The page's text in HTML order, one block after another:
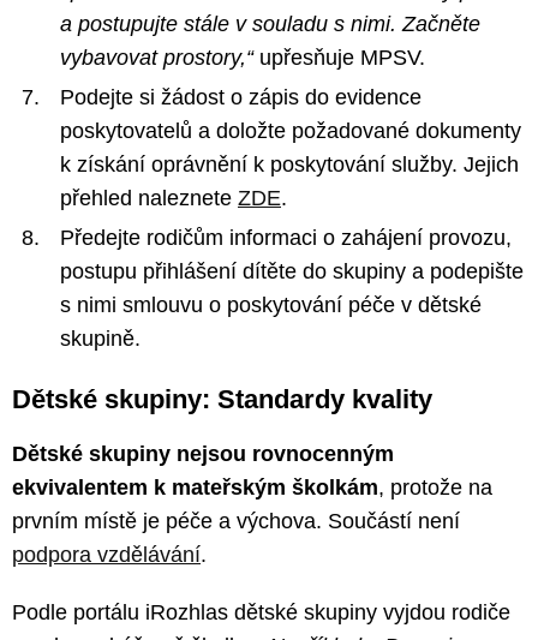
a postupujte stále v souladu s nimi. Začněte
vybavovat prostory,“ upřesňuje MPSV.
Podejte si žádost o zápis do evidence
poskytovatelů a doložte požadované dokumenty
k získání oprávnění k poskytování služby. Jejich
přehled naleznete ZDE.
Předejte rodičům informaci o zahájení provozu,
postupu přihlášení dítěte do skupiny a podepište
s nimi smlouvu o poskytování péče v dětské
skupině.
Dětské skupiny: Standardy kvality
Dětské skupiny nejsou rovnocenným
ekvivalentem k mateřským školkám, protože na
prvním místě je péče a výchova. Součástí není
podpora vzdělávání.
Podle portálu iRozhlas dětské skupiny vyjdou rodiče